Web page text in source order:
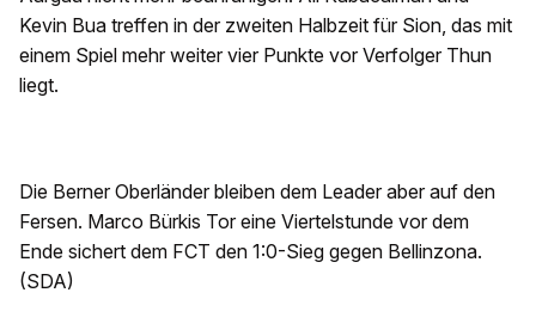
Kevin Bua treffen in der zweiten Halbzeit für Sion, das mit
einem Spiel mehr weiter vier Punkte vor Verfolger Thun
liegt.
Die Berner Oberländer bleiben dem Leader aber auf den
Fersen. Marco Bürkis Tor eine Viertelstunde vor dem
Ende sichert dem FCT den 1:0-Sieg gegen Bellinzona.
(SDA)